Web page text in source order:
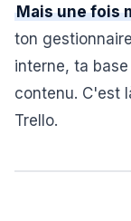
Mais une fois
ton
interne, ta
contenu. C'est
Trello.